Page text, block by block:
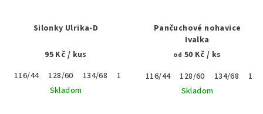
Silonky Ulrika-D
95 Kč / kus
116/44
128/60 134/68 140/76 146/84
152/92
Skladom
Pančuchové nohavice
Ivalka
od 50 Kč / ks
116/44
128/60 134/68
Skladom